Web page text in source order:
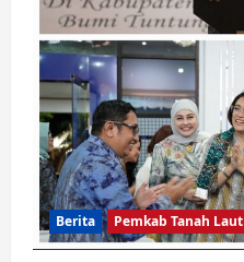
Berita Pemkab Tanah Laut